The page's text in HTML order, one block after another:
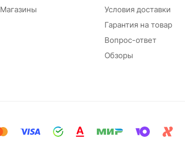
Магазины
Условия доставки
Гарантия на товар
Вопрос-ответ
Обзоры